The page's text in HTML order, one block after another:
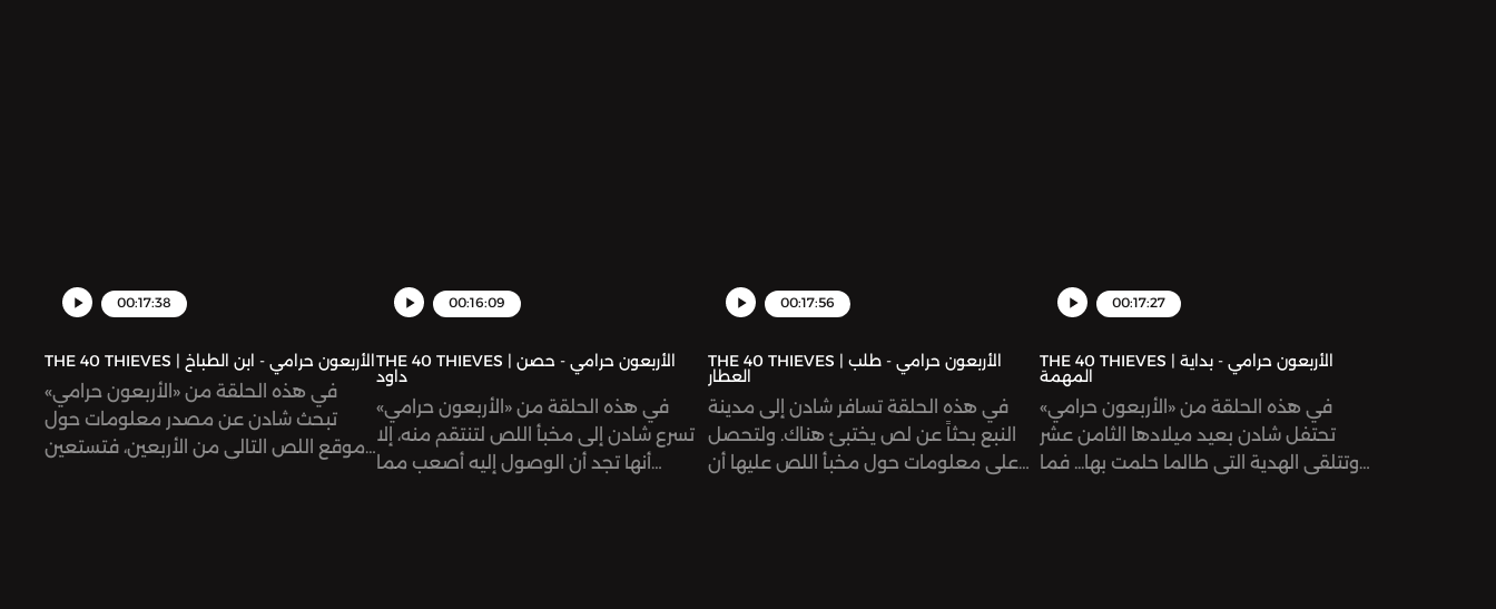
00:17:38
THE 40 THIEVES | الأربعون حرامي - ابن الطباخ
في هذه الحلقة من «الأربعون حرامي»
تبحث شادن عن مصدر معلومات حول
موقع اللص التالي من الأربعين، فتستعين
00:16:09
THE 40 THIEVES | الأربعون حرامي - حصن
داود
في هذه الحلقة من «الأربعون حرامي»
تسرع شادن إلى مخبأ اللص لتنتقم منه، إلا
أنها تجد أن الوصول إليه أصعب مما
00:17:56
THE 40 THIEVES | الأربعون حرامي - طلب
العطار
في هذه الحلقة تسافر شادن إلى مدينة
النبع بحثاً عن لص يختبئ هناك. ولتحصل
على معلومات حول مخبأ اللص عليها أن
00:17:27
THE 40 THIEVES | الأربعون حرامي - بداية
المهمة
في هذه الحلقة من «الأربعون حرامي»
تحتفل شادن بعيد ميلادها الثامن عشر
وتتلقى الهدية التي طالما حلمت بها... فما